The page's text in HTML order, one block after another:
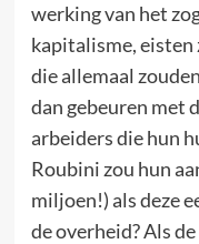
werking van het
kapitalisme, eisten
die allemaal
dan gebeuren met
arbeiders die hun
Roubini zou hun
miljoen!) als deze
de overheid? Als